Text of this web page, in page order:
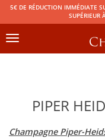
5€ DE RÉDUCTION IMMÉDIATE
SUPÉRIEUR
Toggle
PIPER
Champagne Piper-